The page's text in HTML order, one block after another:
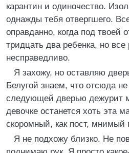
карантин и одиночество.
однажды тебя отвергшего.
оправданно, когда под твоей
тридцать два ребенка, но все
несправедливо.
Я захожу, но оставляю
Белугой знаем, что отсюда
следующей дверью дежурит
девочке останется хоть эта
скоромный, как пост, мнимый
Я не подхожу близко. Не